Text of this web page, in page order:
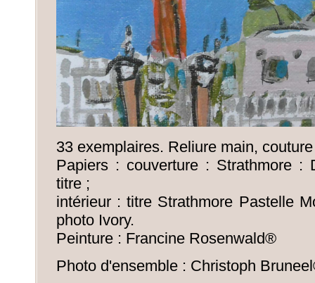
33 exemplaires. Reliure main,
Papiers : couverture : Strathmore :
titre ;
intérieur : titre Strathmore Pastelle
photo Ivory.
Peinture : Francine Rosenwald®
Photo d'ensemble : Christoph